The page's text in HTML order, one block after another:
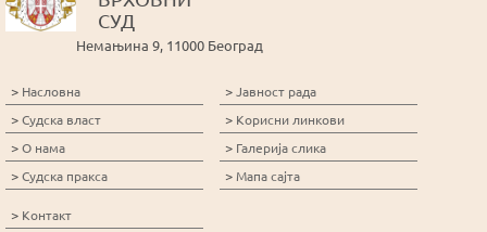
СУД
Немањина 9, 11000 Београд
> Насловна
>Судска власт
>О нама
>Судска пракса
>Јавност рада
> Корисни линкови
> Галерија слика
>Мапа сајта
> Контакт